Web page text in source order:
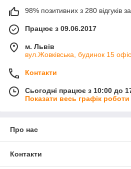
98% позитивних з 280 відгуків за
Працює з 09.06.2017
м. Львів
вул.Жовківська, будинок 15
Контакти
Сьогодні працює з 10:00 до
Показати весь графік роботи
Про нас
Контакти